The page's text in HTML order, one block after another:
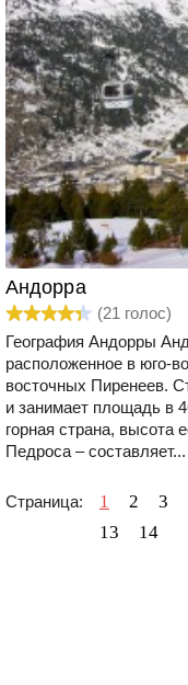
Андорра
(21 голос)
География Андорры
расположенное в юго-
восточных Пиренеев.
и занимает площадь в
горная страна, высота
Педроса – составляет...
Страница: 1 2 3
13
14